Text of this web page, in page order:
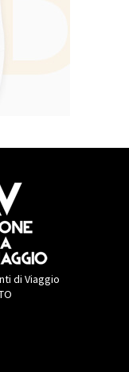
di Viaggio